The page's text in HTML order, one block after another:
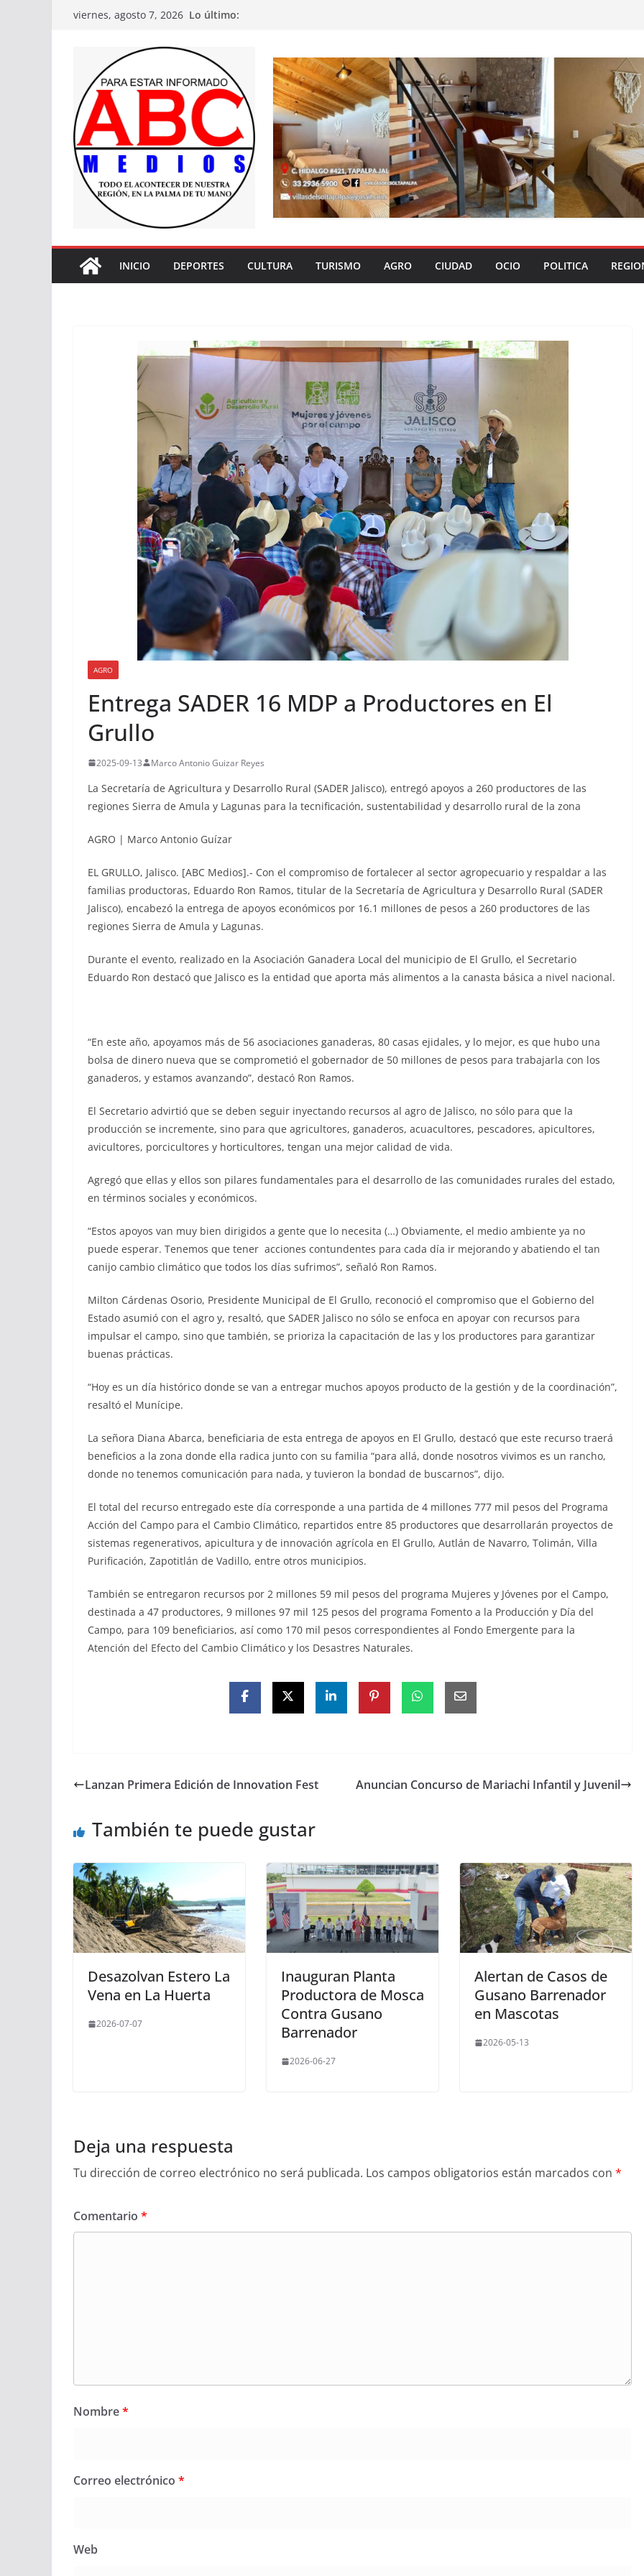
Saltarviernes, agosto 7, 2026 Lo último:
INICIO DEPORTES CULTURA TURISMO AGRO CIUDAD OCIO POLITICA
AGRO
Entrega SADER 16 MDP a Productores en El
Grullo
2025-09-13 Marco Antonio Guizar Reyes
La Secretaría de Agricultura y Desarrollo Rural (SADER Jalisco), entregó apoyos a 260 productores de las
regiones Sierra de Amula y Lagunas para la tecnificación, sustentabilidad y desarrollo rural de la zona
AGRO | Marco Antonio Guízar
EL GRULLO, Jalisco. [ABC Medios].- Con el compromiso de fortalecer al sector agropecuario y respaldar a las
familias productoras, Eduardo Ron Ramos, titular de la Secretaría de Agricultura y Desarrollo Rural (SADER
Jalisco), encabezó la entrega de apoyos económicos por 16.1 millones de pesos a 260 productores de las
regiones Sierra de Amula y Lagunas.
Durante el evento, realizado en la Asociación Ganadera Local del municipio de El Grullo, el Secretario
Eduardo Ron destacó que Jalisco es la entidad que aporta más alimentos a la canasta básica a nivel nacional.
“En este año, apoyamos más de 56 asociaciones ganaderas, 80 casas ejidales, y lo mejor, es que hubo una
bolsa de dinero nueva que se comprometió el gobernador de 50 millones de pesos para trabajarla con los
ganaderos, y estamos avanzando”, destacó Ron Ramos.
El Secretario advirtió que se deben seguir inyectando recursos al agro de Jalisco, no sólo para que la
producción se incremente, sino para que agricultores, ganaderos, acuacultores, pescadores, apicultores,
avicultores, porcicultores y horticultores, tengan una mejor calidad de vida.
Agregó que ellas y ellos son pilares fundamentales para el desarrollo de las comunidades rurales del estado,
en términos sociales y económicos.
“Estos apoyos van muy bien dirigidos a gente que lo necesita (…) Obviamente, el medio ambiente ya no
puede esperar. Tenemos que tener acciones contundentes para cada día ir mejorando y abatiendo el tan
canijo cambio climático que todos los días sufrimos”, señaló Ron Ramos.
Milton Cárdenas Osorio, Presidente Municipal de El Grullo, reconoció el compromiso que el Gobierno del
Estado asumió con el agro y, resaltó, que SADER Jalisco no sólo se enfoca en apoyar con recursos para
impulsar el campo, sino que también, se prioriza la capacitación de las y los productores para garantizar
buenas prácticas.
“Hoy es un día histórico donde se van a entregar muchos apoyos producto de la gestión y de la coordinación”,
resaltó el Munícipe.
La señora Diana Abarca, beneficiaria de esta entrega de apoyos en El Grullo, destacó que este recurso traerá
beneficios a la zona donde ella radica junto con su familia “para allá, donde nosotros vivimos es un rancho,
donde no tenemos comunicación para nada, y tuvieron la bondad de buscarnos”, dijo.
El total del recurso entregado este día corresponde a una partida de 4 millones 777 mil pesos del Programa
Acción del Campo para el Cambio Climático, repartidos entre 85 productores que desarrollarán proyectos de
sistemas regenerativos, apicultura y de innovación agrícola en El Grullo, Autlán de Navarro, Tolimán, Villa
Purificación, Zapotitlán de Vadillo, entre otros municipios.
También se entregaron recursos por 2 millones 59 mil pesos del programa Mujeres y Jóvenes por el Campo,
destinada a 47 productores, 9 millones 97 mil 125 pesos del programa Fomento a la Producción y Día del
Campo, para 109 beneficiarios, así como 170 mil pesos correspondientes al Fondo Emergente para la
Atención del Efecto del Cambio Climático y los Desastres Naturales.
Lanzan Primera Edición de Innovation Fest Anuncian Concurso de Mariachi Infantil y Juvenil
También te puede gustar
Desazolvan Estero La
Vena en La Huerta
2026-07-07
Inauguran Planta
Productora de Mosca
Contra Gusano
Barrenador
2026-06-27
Alertan de Casos de
Gusano Barrenador
en Mascotas
2026-05-13
Deja una respuesta
Tu dirección de correo electrónico no será publicada. Los campos obligatorios están marcados con *
Comentario *
Nombre*
Correo electrónico *
Web